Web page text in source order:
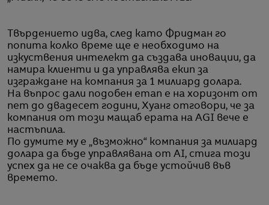
Твърдението идва, след като Фридман го
попита колко време ще е необходимо на
изкуствения интелект да създава иновации, да
намира клиенти и да управлява екип за
изграждане на компания за 1 милиард долара.
На въпрос дали подобен етап е на хоризонт от
пет до двадесет години, Хуанг отговори, че за
компания от този мащаб ерата на AGI вече е
настъпила.
По думите му е „възможно“ компания за милиард
долара да бъде управлявана от AI, стига този
успех да не се очаква да бъде устойчив във
времето.